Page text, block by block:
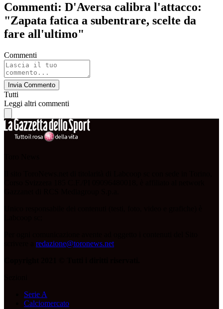
Commenti: D'Aversa calibra l'attacco:
"Zapata fatica a subentrare, scelte da
fare all'ultimo"
Commenti
Invia Commento
Tutti
Leggi altri commenti
redazione@toronews.net
Serie A
Calciomercato